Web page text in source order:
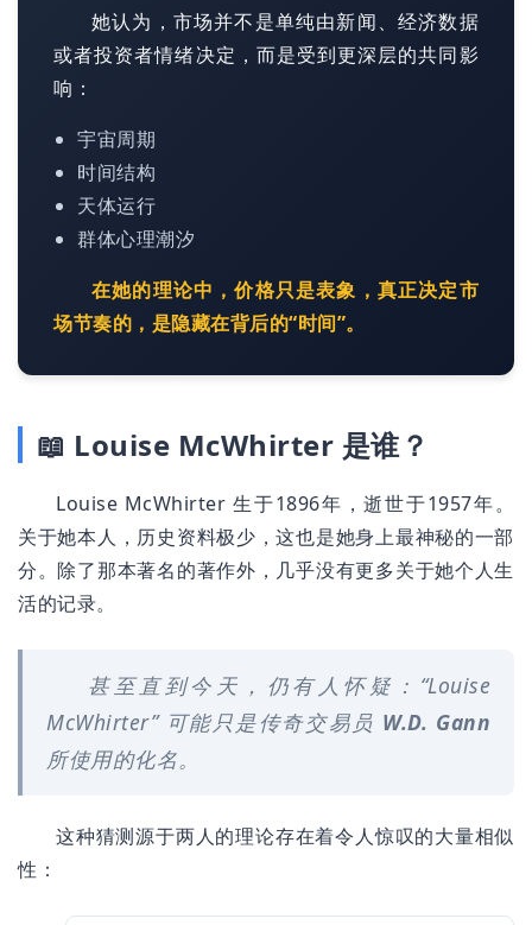
她认为，市场并不是单纯由新闻、经济数据
或者投资者情绪决定，而是受到更深层的共同影
响：
宇宙周期
时间结构
天体运行
群体心理潮汐
在她的理论中，价格只是表象，真正决定市
场节奏的，是隐藏在背后的“时间”。
📖 Louise McWhirter 是谁？
Louise McWhirter 生于1896年，逝世于1957年。
关于她本人，历史资料极少，这也是她身上最神秘的一部
分。除了那本著名的著作外，几乎没有更多关于她个人生
活的记录。
甚至直到今天，仍有人怀疑：“Louise
McWhirter” 可能只是传奇交易员 W.D. Gann
所使用的化名。
这种猜测源于两人的理论存在着令人惊叹的大量相似
性：